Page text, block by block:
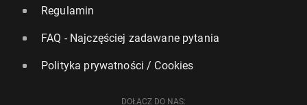
Regulamin
FAQ - Najczęściej zadawane pytania
Polityka prywatności / Cookies
DOŁĄCZ DO NAS: